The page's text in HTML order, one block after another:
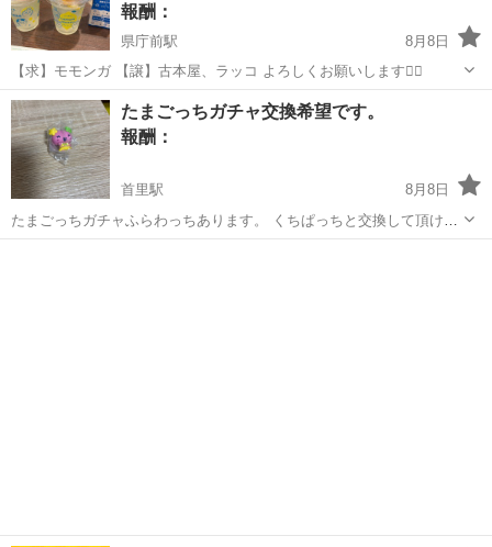
報酬：
県庁前駅
8月8日
【求】モモンガ 【譲】古本屋、ラッコ よろしくお願いします🙇‍♀️
沖縄 那覇市 県庁前駅 交換したい モモンガ
たまごっちガチャ交換希望です。
報酬：
首里駅
8月8日
たまごっちガチャふらわっちあります。 くちぱっちと交換して頂ける
方いませんか？ よろしくお願いします。